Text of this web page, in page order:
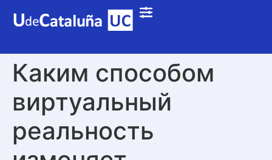
Каким способом
виртуальный
реальность